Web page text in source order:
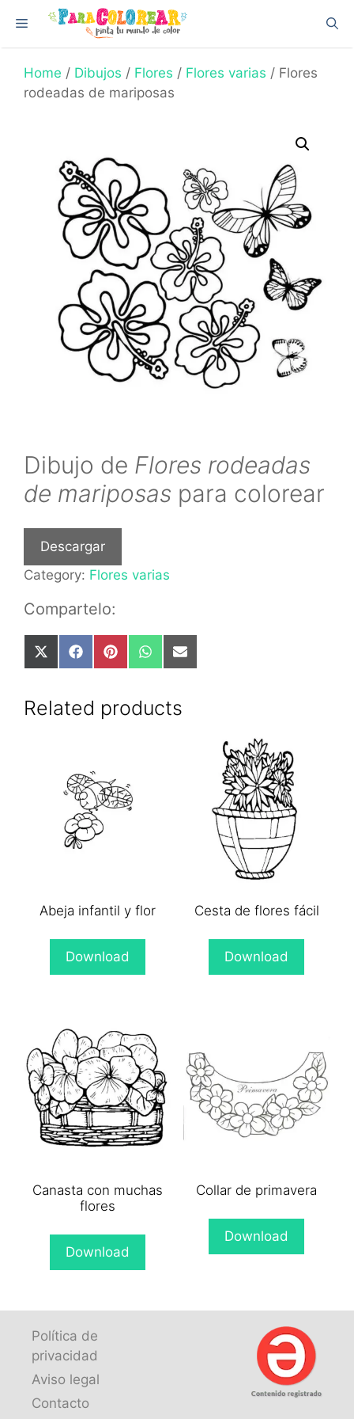
content
Menu
Home / Dibujos / Flores / Flores varias / Flores
rodeadas de mariposas
Dibujo de Flores rodeadas
de mariposas para colorear
Descargar
Category: Flores varias
Compartelo:
Share
on
(Twitter)
Share
on
Share
on
Share
on
Share
on
Related products
Abeja infantil y flor
Download
Cesta de flores fácil
Download
Canasta con muchas
flores
Download
Collar de primavera
Download
Política de
privacidad
Aviso legal
Contacto